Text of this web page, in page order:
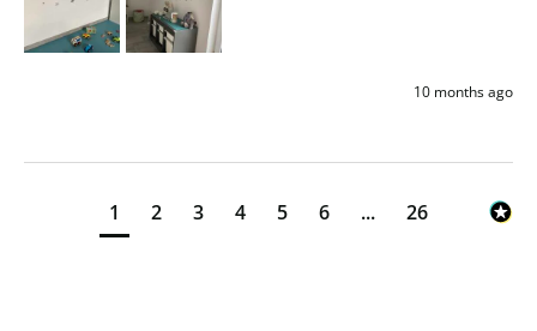
10 months ago
1 2 3 4 5 6 ... 26